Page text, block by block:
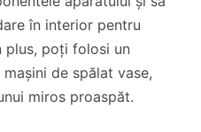
în interior pentru
plus, poți folosi un
de spălat vase,
miros proaspăt.